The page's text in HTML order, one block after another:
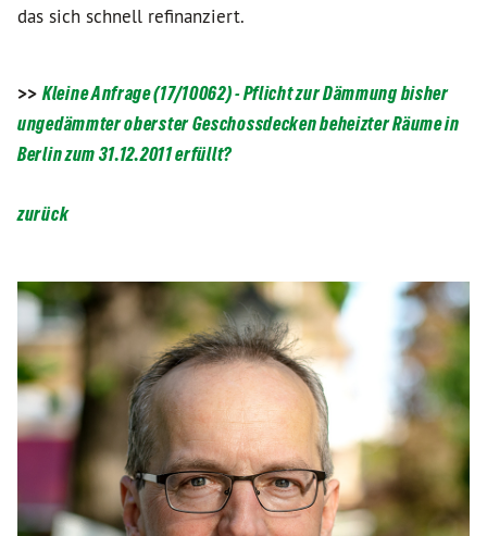
das sich schnell refinanziert.
>> Kleine Anfrage (17/10062) - Pflicht zur Dämmung bisher
ungedämmter oberster Geschossdecken beheizter Räume in
Berlin zum 31.12.2011 erfüllt?
zurück